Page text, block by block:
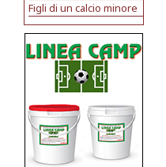
Figli di un calcio minore